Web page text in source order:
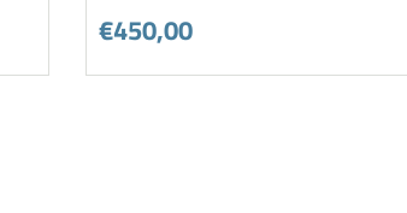
€450,00